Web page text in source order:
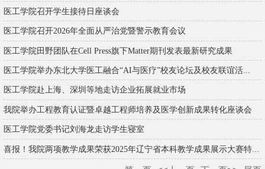
医工学院召开学生接待日座谈会
医工学院召开2026年全面从严治党暨警示教育会议
医工学院田野团队在Cell Press旗下Matter期刊发表最新研究成果
医工学院举办东北大学医工融合“AI与医疗”校友论坛及校友联谊活...
医工学院赴上海、深圳等地走访企业拓展就业市场
我院举办工程教育认证暨卓越工程师培养及医学创新成果转化座谈会
医工学院党委书记刘海龙走访学生寝室
喜报！我院两项教学成果荣获2025年辽宁省本科教学成果展示大赛特...